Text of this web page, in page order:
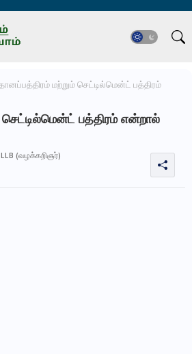
மற்றும் செட்டில்மென்ட் பத்திரம்
செட்டில்மென்ட் பத்திரம் என்றால்
(வழக்கறிஞர்)